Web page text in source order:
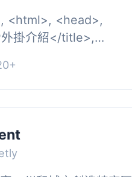
<html>, <head>,
掛介紹</title>,